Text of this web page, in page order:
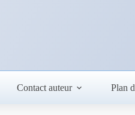
Contact auteur Plan